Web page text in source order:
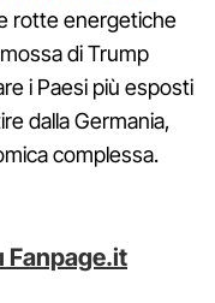
rotte energetiche
di Trump
i Paesi più esposti
dalla Germania,
complessa.
Fanpage.it